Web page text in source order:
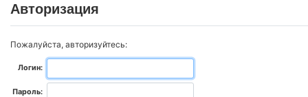
Авторизация
Пожалуйста, авторизуйтесь:
Логин:
Пароль: